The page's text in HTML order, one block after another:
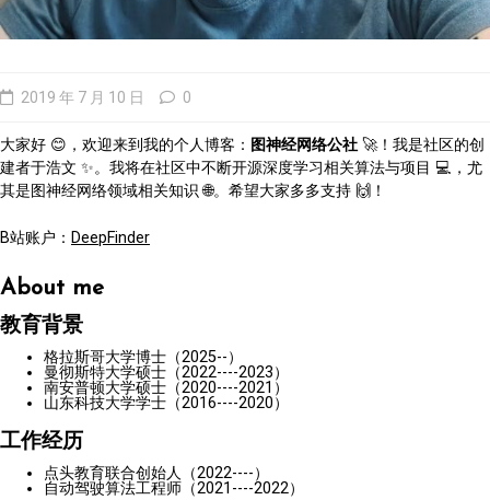
2019 年 7 月 10 日 0
大家好 😊，欢迎来到我的个人博客： 图神经网络公社 🚀！我是社区的创
建者于浩文 ✨。我将在社区中不断开源深度学习相关算法与项目 💻，尤
其是图神经网络领域相关知识 🌐。希望大家多多支持 🙌！
B站账户： DeepFinder
About me
教育背景
格拉斯哥大学博士（2025--）
曼彻斯特大学硕士（2022----2023）
南安普顿大学硕士（2020----2021）
山东科技大学学士（2016----2020）
工作经历
点头教育联合创始人（2022----）
自动驾驶算法工程师（2021----2022）